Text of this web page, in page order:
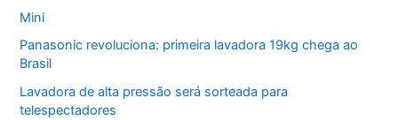
Mini
Panasonic revoluciona: primeira lavadora 19kg chega ao
Brasil
Lavadora de alta pressão será sorteada para
telespectadores